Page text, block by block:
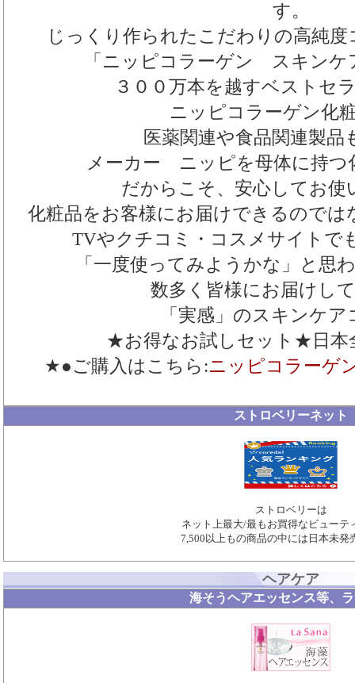
す。
じっくり作られたこだわりの高純
「ニッピコラーゲン スキンケ
３００万本を越すベストセ
ニッピコラーゲン化
医薬関連や食品関連製品
メーカー ニッピを母体に持つ
だからこそ、安心してお使
化粧品をお客様にお届けできるので
TVやクチコミ・コスメサイトで
「一度使ってみようかな」と思
数多く皆様にお届けし
「実感」のスキンケ
★お得なお試しセット★日本
★●ご購入はこちら:ニッピコラーゲ
ストロベリーネット
ストロベリーは
ネット上最大/最もお買得なビューテ
7,500以上もの商品の中には日本未発
ヘアケア
海そうヘアエッセンス等、